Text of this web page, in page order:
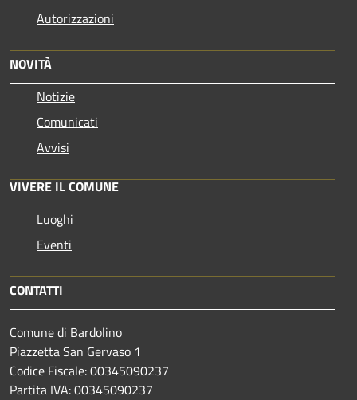
Autorizzazioni
NOVITÀ
Notizie
Comunicati
Avvisi
VIVERE IL COMUNE
Luoghi
Eventi
CONTATTI
Comune di Bardolino
Piazzetta San Gervaso 1
Codice Fiscale: 00345090237
Partita IVA: 00345090237